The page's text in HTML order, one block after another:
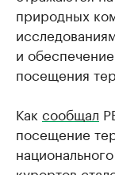
природных
и
посещения
Как сообщал
посещение